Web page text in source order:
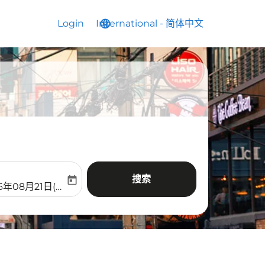
Login language
International - 简体中文
keyboard_arrow_down
label
return-date-aria-label
08月21日(周五)
today 搜索